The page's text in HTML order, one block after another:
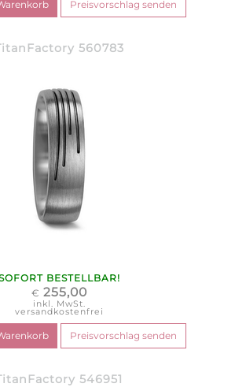
560783
BESTELLBAR!
€ 255,00
inkl. MwSt.
versandkostenfrei
546951